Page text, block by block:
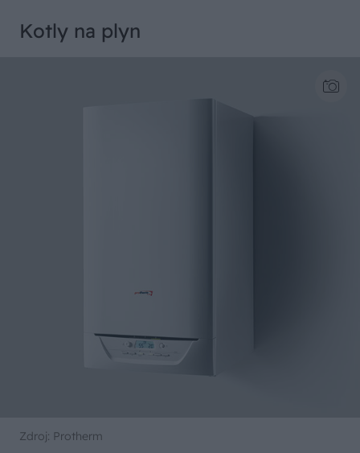
Kotly na plyn
Zdroj: Protherm